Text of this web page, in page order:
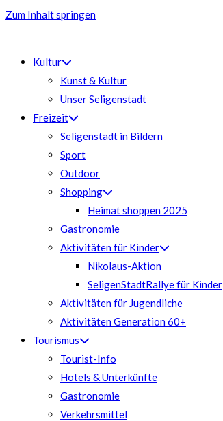
Zum Inhalt springen
Kultur
Kunst & Kultur
Unser Seligenstadt
Freizeit
Seligenstadt in Bildern
Sport
Outdoor
Shopping
Heimat shoppen 2025
Gastronomie
Aktivitäten für Kinder
Nikolaus-Aktion
SeligenStadtRallye für Kinder
Aktivitäten für Jugendliche
Aktivitäten Generation 60+
Tourismus
Tourist-Info
Hotels & Unterkünfte
Gastronomie
Verkehrsmittel